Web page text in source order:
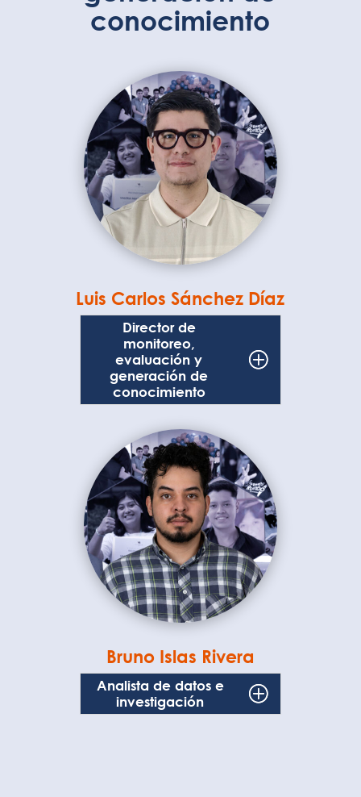
conocimiento
Luis Carlos Sánchez Díaz
Director de
monitoreo,
evaluación y
generación de
conocimiento
Bruno Islas Rivera
Analista de datos e
investigación